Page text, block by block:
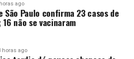
ANO BRUTO
ago
São Paulo confirma 23 casos de
16 não se vacinaram
horas ago